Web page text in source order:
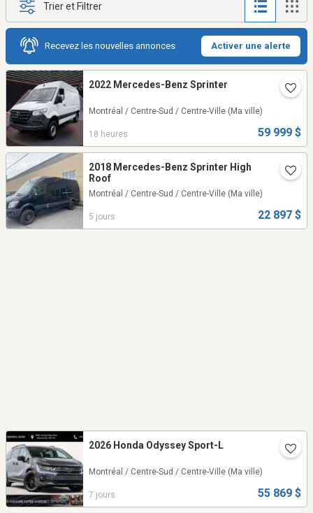
Trier et Filtrer
Recevez les nouvelles annonces Activer une alerte
2022 Mercedes-Benz Sprinter
Montréal / Centre-Sud / Centre-Ville (Ma ville)
18 heures 59 999 $
2018 Mercedes-Benz Sprinter High
Roof
Montréal / Centre-Sud / Centre-Ville (Ma ville)
5 jours 22 897 $
2026 Honda Odyssey Sport-L
Montréal / Centre-Sud / Centre-Ville (Ma ville)
7 jours 55 869 $